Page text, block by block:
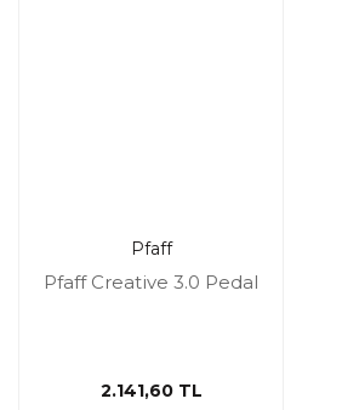
Pfaff
Pfaff Creative 3.0 Pedal
2.141,60 TL